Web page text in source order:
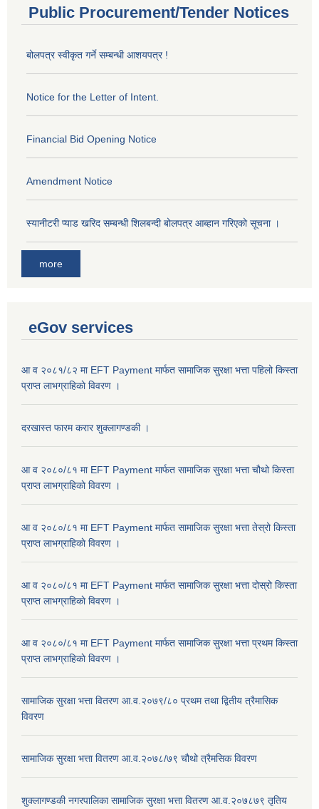
Public Procurement/Tender Notices
बोलपत्र स्वीकृत गर्ने सम्बन्धी आशयपत्र !
Notice for the Letter of Intent.
Financial Bid Opening Notice
Amendment Notice
स्यानीटरी प्याड खरिद सम्बन्धी शिलबन्दी बोलपत्र आब्हान गरिएको सूचना ।
more
eGov services
आ व २०८१/८२ मा EFT Payment मार्फत सामाजिक सुरक्षा भत्ता पहिलो किस्ता
प्राप्त लाभग्राहिकाे विवरण ।
दरखास्त फारम करार शुक्लागण्डकी ।
आ व २०८०/८१ मा EFT Payment मार्फत सामाजिक सुरक्षा भत्ता चौथो किस्ता
प्राप्त लाभग्राहिकाे विवरण ।
आ व २०८०/८१ मा EFT Payment मार्फत सामाजिक सुरक्षा भत्ता तेस्रो किस्ता
प्राप्त लाभग्राहिकाे विवरण ।
आ व २०८०/८१ मा EFT Payment मार्फत सामाजिक सुरक्षा भत्ता दोस्रो किस्ता
प्राप्त लाभग्राहिकाे विवरण ।
आ व २०८०/८१ मा EFT Payment मार्फत सामाजिक सुरक्षा भत्ता प्रथम किस्ता
प्राप्त लाभग्राहिकाे विवरण ।
सामाजिक सुरक्षा भत्ता वितरण आ.व.२०७९/८० प्रथम तथा द्वितीय त्रैमासिक
विवरण
सामाजिक सुरक्षा भत्ता वितरण आ.व.२०७८/७९ चौथो त्रैमसिक विवरण
शुक्लागण्डकी नगरपालिका सामाजिक सुरक्षा भत्ता वितरण आ.व.२०७८७९ तृतिय